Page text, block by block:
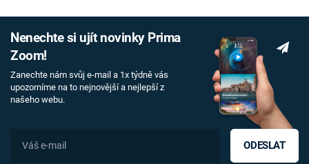
Nenechte si ujít novinky Prima
Zoom!
Zanechte nám svůj e-mail a 1x týdně vás
upozorníme na to nejnovější a nejlepší z
našeho webu.
ODESLAT